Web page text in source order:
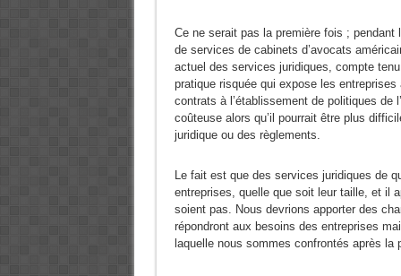
Ce ne serait pas la première fois ;
de services de cabinets d’avocats
actuel des services juridiques, compte
pratique risquée qui expose les
contrats à l’établissement de politiques de
coûteuse alors qu’il pourrait être plus
juridique ou des règlements.
Le fait est que des services juridiques de
entreprises, quelle que soit leur taille, et il
soient pas. Nous devrions apporter des
répondront aux besoins des entreprises
laquelle nous sommes confrontés après la